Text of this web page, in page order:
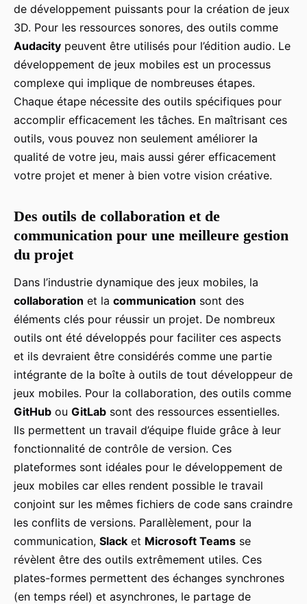
de développement puissants pour la création de jeux
3D. Pour les ressources sonores, des outils comme
Audacity peuvent être utilisés pour l’édition audio. Le
développement de jeux mobiles est un processus
complexe qui implique de nombreuses étapes.
Chaque étape nécessite des outils spécifiques pour
accomplir efficacement les tâches. En maîtrisant ces
outils, vous pouvez non seulement améliorer la
qualité de votre jeu, mais aussi gérer efficacement
votre projet et mener à bien votre vision créative.
Des outils de collaboration et de
communication pour une meilleure gestion
du projet
Dans l’industrie dynamique des jeux mobiles, la
collaboration et la communication sont des
éléments clés pour réussir un projet. De nombreux
outils ont été développés pour faciliter ces aspects
et ils devraient être considérés comme une partie
intégrante de la boîte à outils de tout développeur de
jeux mobiles. Pour la collaboration, des outils comme
GitHub ou GitLab sont des ressources essentielles.
Ils permettent un travail d’équipe fluide grâce à leur
fonctionnalité de contrôle de version. Ces
plateformes sont idéales pour le développement de
jeux mobiles car elles rendent possible le travail
conjoint sur les mêmes fichiers de code sans craindre
les conflits de versions. Parallèlement, pour la
communication, Slack et Microsoft Teams se
révèlent être des outils extrêmement utiles. Ces
plates-formes permettent des échanges synchrones
(en temps réel) et asynchrones, le partage de